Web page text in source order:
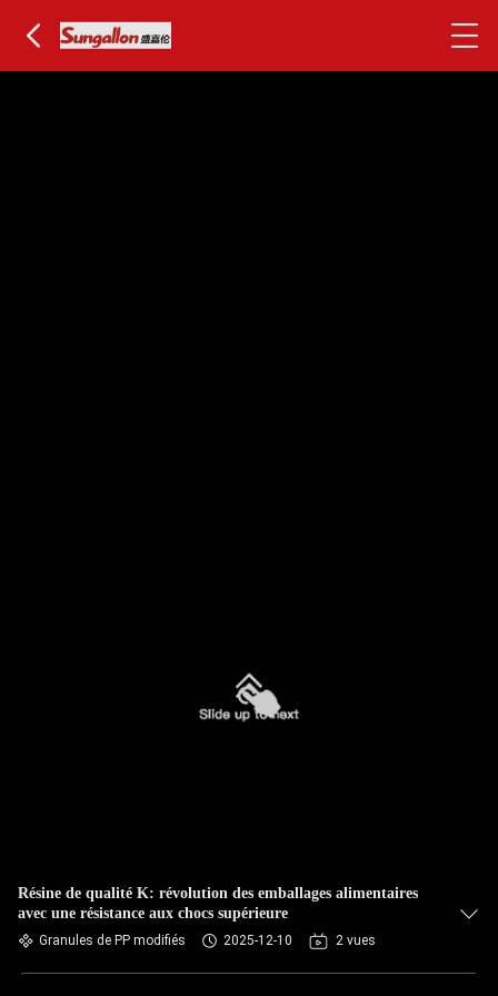
Résine de qualité K: révolution des emballages alimentaires
avec une résistance aux chocs supérieure
Granules de PP modifiés 2025-12-10 2 vues